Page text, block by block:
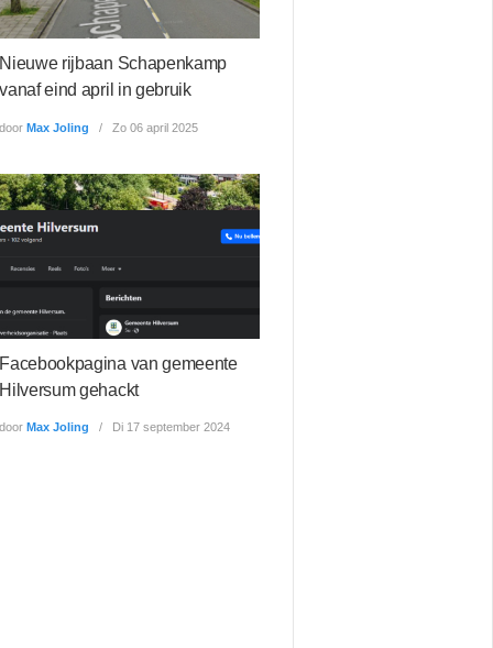
Nieuwe rijbaan Schapenkamp
vanaf eind april in gebruik
doorMax Joling Zo 06 april 2025
Facebookpagina van gemeente
Hilversum gehackt
door Max Joling Di 17 september 2024